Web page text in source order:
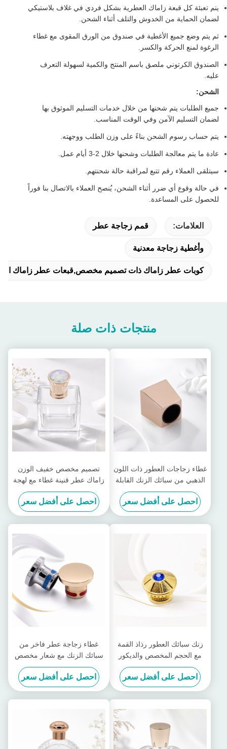
يتم تعبئة كل قبعة زاماك العطرية بشكل فردي في غلاف بلاستيكي
لضمان الحماية من الخدوش والتلف أثناء الشحن.
ثم يتم وضع جميع الأغطية في صندوق من الورق المقوى مع غطاء
الرغوة لمنع الحركة والكسر.
الصندوق الكرتوني ملصق باسم المنتج والكمية لسهولة التعرف
عليه.
الشحن:
جميع الطلبات يتم شحنها من خلال خدمات التسليم الموثوق بها
لضمان التسليم الآمن وفي الوقت المناسب.
يتم حساب رسوم الشحن بناءً على وزن الطلب ووجهته.
عادة ما يتم معالجة الطلبات وشحنها خلال 2-3 أيام عمل.
سيتلقى العملاء رقم تتبع لمراقبة حالة شحنتهم.
في حالة وقوع أي ضرر أثناء الشحن، يُنصح العملاء بالاتصال بنا فوراً
للحصول على المساعدة.
العلامات: قمم زجاجة عطر
وأغطية زجاجة معدنية
كوبات عطر زاماك ذات تصميم مخصص,قبعات عطر زاماك
منتجات ذات صلة
غطاء زجاجات العطور ذات اللون
الذهبي من سبائك الزنك القابلة
للتخصيص وغطاء زمامك للعطور
للعطور الفاخرة
احصل على أفضل سعر
تصميم مخصص خفيف الوزن
زاماك عطر قنينة غطاء مع لهجة
الحجر
احصل على أفضل سعر
زنك سبائك العطور رذاذ القمة
مع الحجم المخصص والديكور
الأنيق للعطور الفاخرة
احصل على أفضل سعر
غطاء زجاجة عطر فاخر من
سبائك الزنك مع شعار مخصص
ولمسة نهائية مصقولة بالمرآة
احصل على أفضل سعر